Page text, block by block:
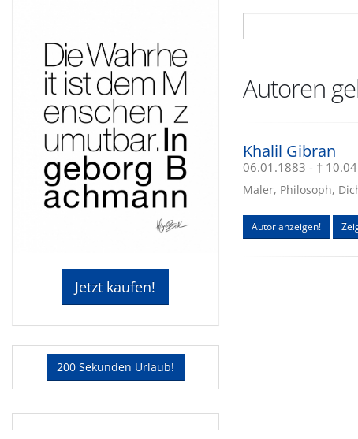
Jetzt kaufen!
200 Sekunden Urlaub!
Autoren
Khalil Gibran
06.01.1883 - †
Maler, Philosoph,
Autor anzeigen!